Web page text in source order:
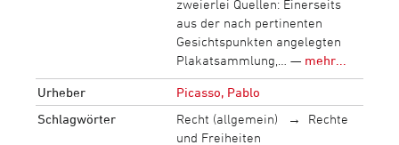
zweierlei Quellen: Einerseits
aus der nach pertinenten
Gesichtspunkten angelegten
Plakatsammlung,… — mehr...
Urheber
Picasso, Pablo
Schlagwörter
Recht (allgemein)
Rechte
und Freiheiten